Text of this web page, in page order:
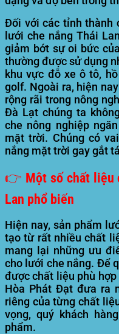
Đối với các tỉnh thành
lưới che nắng Thái
giảm bớt sự oi bức
thường được sử dụng
khu vực đỗ xe ô tô,
golf. Ngoài ra, hiện
rộng rãi trong nông
Đà Lạt chúng ta
che nông nghiệp
mặt trời. Chúng có
nắng mặt trời gay gắt
👉 Một số chất liệu
Lan phổ biến
Hiện nay, sản phẩm
tạo từ rất nhiều chất
mang lại những ưu
cho lưới che nắng. Để
được chất liệu phù
Hòa Phát Đạt đưa ra
riêng của từng chất
vọng, quý khách
phẩm.